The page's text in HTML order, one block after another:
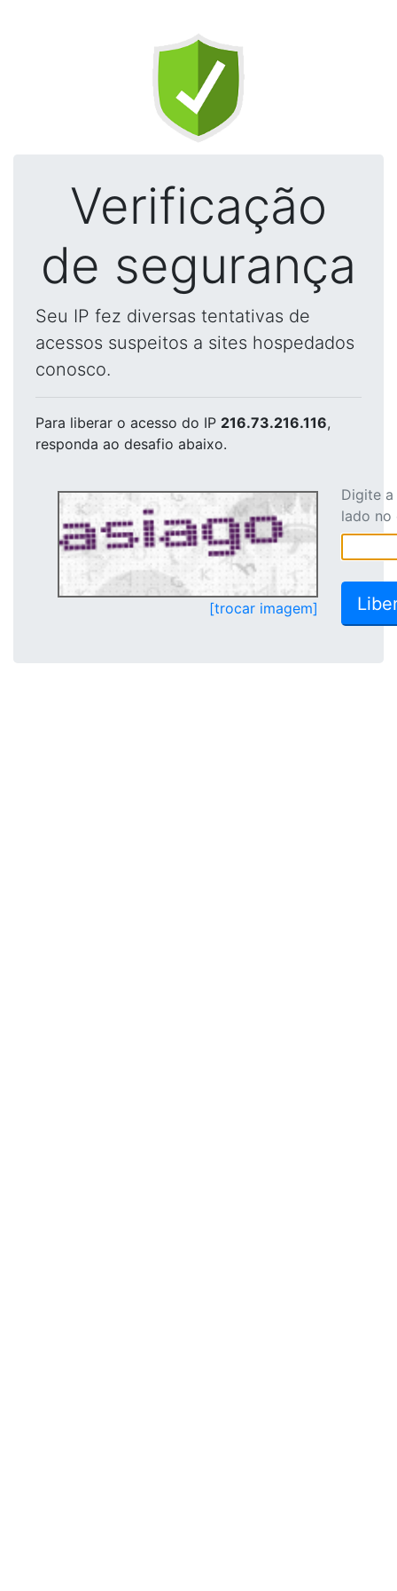
Verificação
de segurança
Seu IP fez diversas tentativas de
acessos suspeitos a sites hospedados
conosco.
Para liberar o acesso do IP 216.73.216.116,
responda ao desafio abaixo.
[trocar imagem]
Digite
lado no